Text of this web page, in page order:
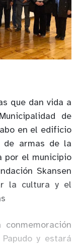
que dan vida a
de
en el edificio
de armas de la
por el municipio
Skansen
la cultura y el
y estará